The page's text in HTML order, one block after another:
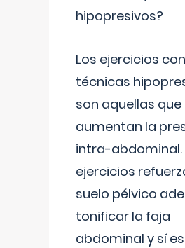
hipopresivos?
Los ejercicios con
técnicas
son aquellas que
aumentan la
intra-abdominal.
ejercicios
suelo pélvico
tonificar la faja
abdominal y sí